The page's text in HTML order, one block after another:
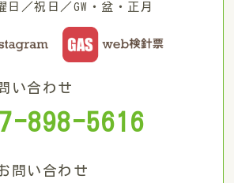
／祝日／GW・盆・正月
い合わせ
898-5616
問い合わせ